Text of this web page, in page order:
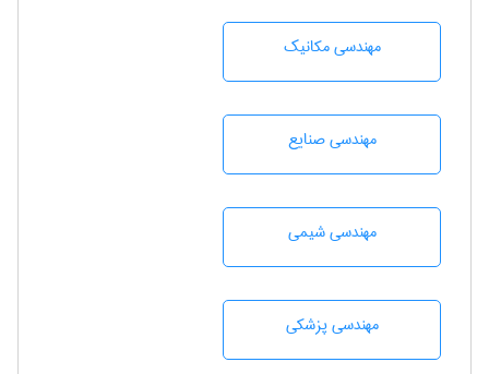
مهندسی مکانیک
مهندسی صنايع
مهندسي شيمی
مهندسی پزشکی